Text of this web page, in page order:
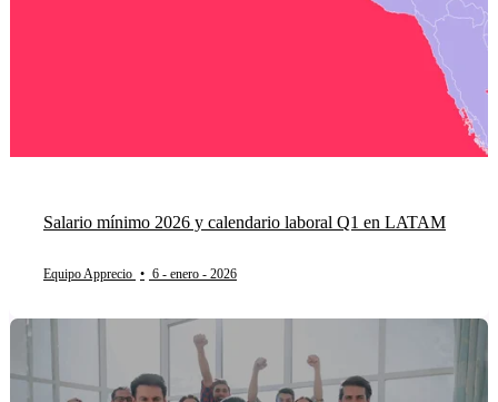
Salario mínimo 2026 y calendario laboral Q1 en LATAM
Equipo Apprecio • 6 - enero - 2026